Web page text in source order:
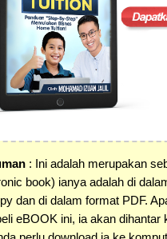
: Ini adalah merupakan
book) ianya adalah di
dan di dalam format PDF.
eBOOK ini, ia akan dihantar